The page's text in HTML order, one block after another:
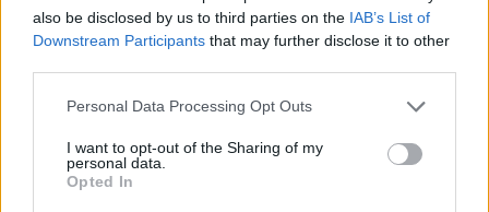
also be disclosed by us to third parties on the IAB’s List of
Downstream Participants that may further disclose it to other
Personal Data Processing Opt Outs
I want to opt-out of the Sharing of my
personal data.
Opted In
Δημοφιλή αυτή την εβδομάδα